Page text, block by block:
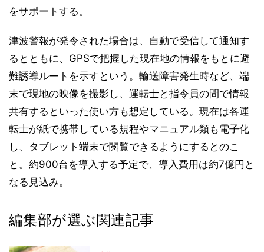
をサポートする。
津波警報が発令された場合は、自動で受信して通知す
るとともに、GPSで把握した現在地の情報をもとに避
難誘導ルートを示すという。輸送障害発生時など、端
末で現地の映像を撮影し、運転士と指令員の間で情報
共有するといった使い方も想定している。現在は各運
転士が紙で携帯している規程やマニュアル類も電子化
し、タブレット端末で閲覧できるようにするとのこ
と。約900台を導入する予定で、導入費用は約7億円と
なる見込み。
編集部が選ぶ関連記事